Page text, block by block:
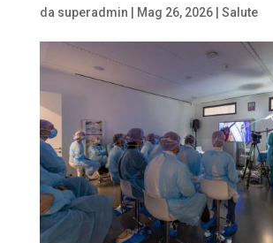
da superadmin Mag 26, 2026| Salute